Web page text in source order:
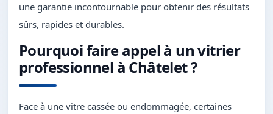
une garantie incontournable pour obtenir des résultats
sûrs, rapides et durables.
Pourquoi faire appel à un vitrier
professionnel à Châtelet ?
Face à une vitre cassée ou endommagée, certaines